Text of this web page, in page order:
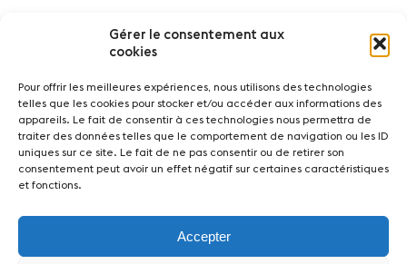
Gérer le consentement aux
cookies
Pour offrir les meilleures expériences, nous utilisons des technologies
telles que les cookies pour stocker et/ou accéder aux informations des
appareils. Le fait de consentir à ces technologies nous permettra de
traiter des données telles que le comportement de navigation ou les ID
uniques sur ce site. Le fait de ne pas consentir ou de retirer son
consentement peut avoir un effet négatif sur certaines caractéristiques
et fonctions.
Accepter
ActualitésConcertsBénévoles
Médiation
Revue de presse